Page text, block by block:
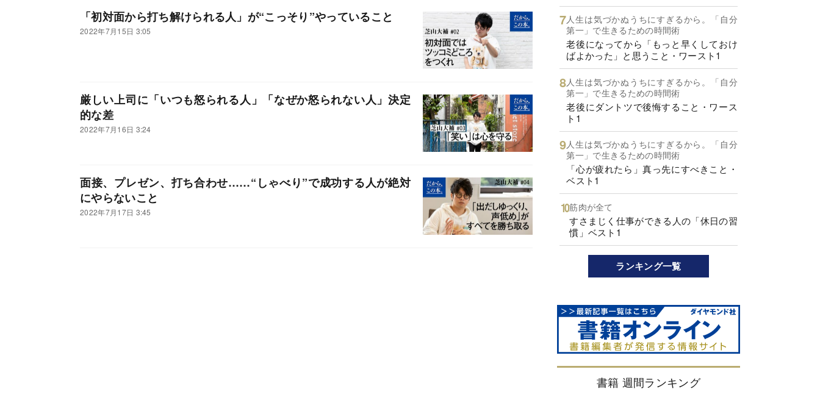
「初対面から打ち解けられる人」が“こっそり”やっていること
2022年7月15日 3:05
厳しい上司に「いつも怒られる人」「なぜか怒られない人」決定
的な差
2022年7月16日 3:24
面接、プレゼン、打ち合わせ……“しゃべり”で成功する人が絶対
にやらないこと
2022年7月17日 3:45
人生は気づかぬうちにすぎるから。「自分
第一」で生きるための時間術
老後になってから「もっと早くしておけ
ばよかった」と思うこと・ワースト1
人生は気づかぬうちにすぎるから。「自分
第一」で生きるための時間術
老後にダントツで後悔すること・ワース
ト1
人生は気づかぬうちにすぎるから。「自分
第一」で生きるための時間術
「心が疲れたら」真っ先にすべきこと・
ベスト1
筋肉が全て
すさまじく仕事ができる人の「休日の習
慣」ベスト1
ランキング一覧
書籍 週間ランキング